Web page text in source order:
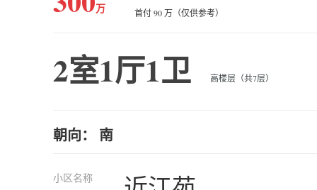
万
首付 90 万（仅供参考）
2室1厅1卫 高楼层（共7层）
朝向： 南
小区名称